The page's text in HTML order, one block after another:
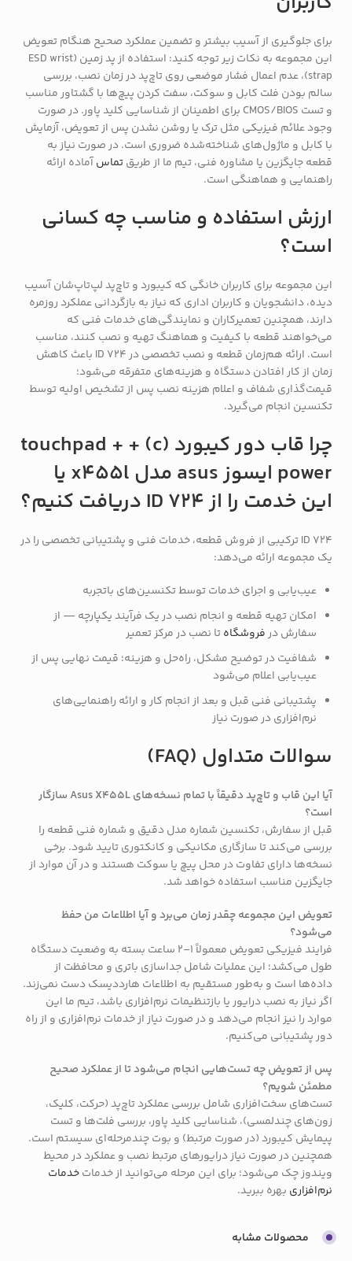
برای جلوگیری از آسیب بیشتر و تضمین عملکرد صحیح هنگام تعویض
این مجموعه به نکات زیر توجه کنید: استفاده از پد زمین (ESD wrist
strap)، عدم اعمال فشار موضعی روی تاچ‌پد در زمان نصب، بررسی
سالم بودن فلت کابل و سوکت، سفت کردن پیچ‌ها با گشتاور مناسب
و تست CMOS/BIOS برای اطمینان از شناسایی کلید پاور. در صورت
وجود علائم فیزیکی مثل ترک یا روشن نشدن پس از تعویض، آزمایش
با کابل و ماژول‌های شناخته‌شده ضروری است. در صورت نیاز به
قطعه جایگزین یا مشاوره فنی، تیم ما از طریقتماسآماده ارائه
راهنمایی و هماهنگی است.
ارزش استفاده و مناسب چه کسانی
است؟
این مجموعه برای کاربران خانگی که کیبورد و تاچ‌پد لپ‌تاپ‌شان آسیب
دیده، دانشجویان و کاربران اداری که نیاز به بازگردانی عملکرد روزمره
دارند، همچنین تعمیرکاران و نمایندگی‌های خدمات فنی که
می‌خواهند قطعه با کیفیت و هماهنگ تهیه و نصب کنند، مناسب
است. ارائه هم‌زمان قطعه و نصب تخصصی در ID 724 باعث کاهش
زمان از کار افتادن دستگاه و هزینه‌های متفرقه می‌شود؛
قیمت‌گذاری شفاف و اعلام هزینه نصب پس از تشخیص اولیه توسط
تکنسین انجام می‌گیرد.
چرا قاب دور کیبورد (c) + touchpad +
power ایسوز asus مدل x455l یا
این خدمت را از ID 724 دریافت کنیم؟
ID 724 ترکیبی از فروش قطعه، خدمات فنی و پشتیبانی تخصصی را در
یک مجموعه ارائه می‌دهد:
عیب‌یابی و اجرای خدمات توسط تکنسین‌های باتجربه
امکان تهیه قطعه و انجام نصب در یک فرآیند یکپارچه — از
سفارش درفروشگاهتا نصب در مرکز تعمیر
شفافیت در توضیح مشکل، راه‌حل و هزینه؛ قیمت نهایی پس از
عیب‌یابی اعلام می‌شود
پشتیبانی فنی قبل و بعد از انجام کار و ارائه راهنمایی‌های
نرم‌افزاری در صورت نیاز
سوالات متداول (FAQ)
آیا این قاب و تاچ‌پد دقیقاً با تمام نسخه‌های Asus X455L سازگار
است؟
قبل از سفارش، تکنسین شماره مدل دقیق و شماره فنی قطعه را
بررسی می‌کند تا سازگاری مکانیکی و کانکتوری تایید شود. برخی
نسخه‌ها دارای تفاوت در محل پیچ یا سوکت هستند و در آن موارد از
جایگزین مناسب استفاده خواهد شد.
تعویض این مجموعه چقدر زمان می‌برد و آیا اطلاعات من حفظ
می‌شود؟
فرایند فیزیکی تعویض معمولاً 1–2 ساعت بسته به وضعیت دستگاه
طول می‌کشد؛ این عملیات شامل جداسازی باتری و محافظت از
داده‌ها است و به‌طور مستقیم به اطلاعات هارددیسک دست نمی‌زند.
اگر نیاز به نصب درایور یا بازتنظیمات نرم‌افزاری باشد، تیم ما این
موارد را نیز انجام می‌دهد و در صورت نیاز از خدمات نرم‌افزاری و از راه
دور پشتیبانی می‌کنیم.
پس از تعویض چه تست‌هایی انجام می‌شود تا از عملکرد صحیح
مطمئن شویم؟
تست‌های سخت‌افزاری شامل بررسی عملکرد تاچ‌پد (حرکت، کلیک،
زون‌های چندلمسی)، شناسایی کلید پاور، بررسی فلت‌ها و تست
پیمایش کیبورد (در صورت مرتبط) و بوت چندمرحله‌ای سیستم است.
همچنین در صورت نیاز درایورهای مرتبط نصب و عملکرد در محیط
ویندوز چک می‌شود؛ برای این مرحله می‌توانید از خدماتخدمات
نرم‌افزاری بهره ببرید.
محصولات مشابه